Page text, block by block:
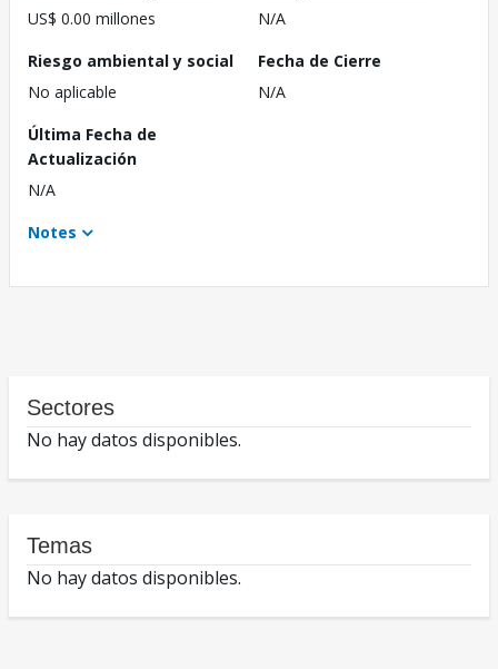
US$ 0.00 millones
N/A
Riesgo ambiental y social
No aplicable
Fecha de Cierre
N/A
Última Fecha de
Actualización
N/A
Notes
Sectores
No hay datos disponibles.
Temas
No hay datos disponibles.